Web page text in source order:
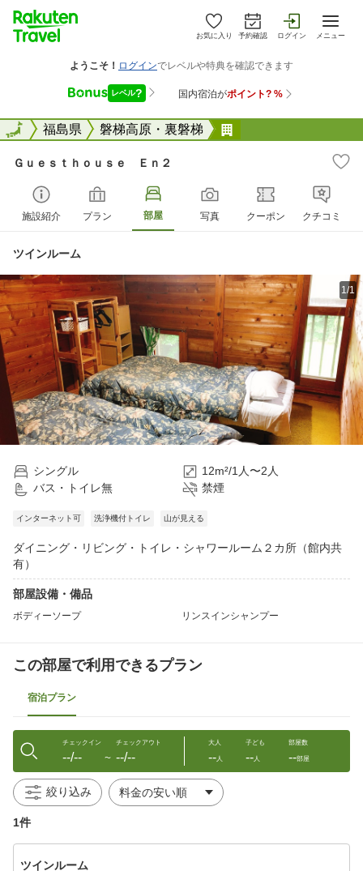
お気に入り 予約確認 ログイン メニュー
全国福島県 磐梯高原・裏磐梯
全国
Ｇｕｅｓｔｈｏｕｓｅ Ｅｎ２
施設紹介 プラン 部屋 写真 クーポン クチコミ
ツインルーム
1/1
シングル
12m²/1人〜2人
バス・トイレ無
禁煙
インターネット可 洗浄機付トイレ 山が見える
ダイニング・リビング・トイレ・シャワールーム２カ所（館内共
有）
部屋設備・備品
ボディーソープ リンスインシャンプー
この部屋で利用できるプラン
宿泊プラン
チェックイン
--/-- 〜
チェックアウト
--/--
大人
--人
子ども
-- 人
部屋数
--部屋
絞り込み
1件
ツインルーム